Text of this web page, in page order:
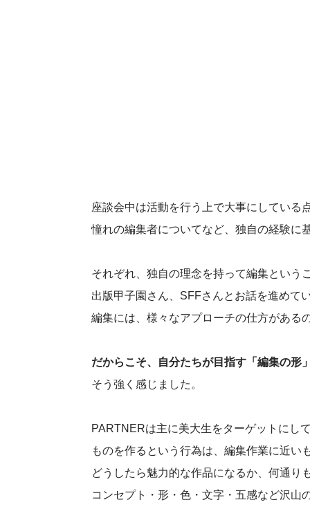
座談会中は活動を行う上で大事にしている
憧れの編集者についてなど、独自の経験に
それぞれ、独自の理念を持って編集という
出版甲子園さん、SFFさんとお話を進めて
編集には、様々なアプローチの仕方がある
だからこそ、自分たちが目指す「編集の形
そう強く感じました。
PARTNERは主に美大生をターゲットにし
ものを作るという行為は、編集作業に近い
どうしたら魅力的な作品になるか、何通り
コンセプト・形・色・文字・五感など沢山